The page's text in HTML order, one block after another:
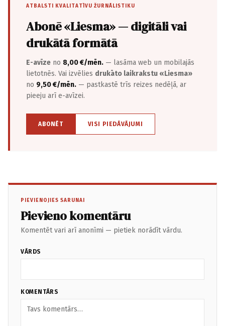
ATBALSTI KVALITATĪVU ŽURNĀLISTIKU
Abonē «Liesma» — digitāli vai
drukātā formātā
E-avīze no 8,00 €/mēn. — lasāma web un mobilajās
lietotnēs. Vai izvēlies drukāto laikrakstu «Liesma»
no 9,50 €/mēn. — pastkastē trīs reizes nedēļā, ar
pieeju arī e-avīzei.
ABONĒT VISI PIEDĀVĀJUMI
PIEVIENOJIES SARUNAI
Pievieno komentāru
Komentēt vari arī anonīmi — pietiek norādīt vārdu.
VĀRDS
KOMENTĀRS